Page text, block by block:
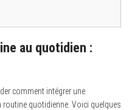
au quotidien :
comment intégrer une
routine quotidienne. Voici quelques